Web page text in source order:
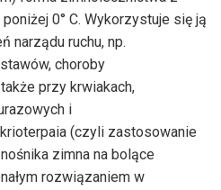
0° C. Wykorzystuje się ją
narządu ruchu, np.
choroby
przy krwiakach,
i
(czyli zastosowanie
zimna na bolące
rozwiązaniem w